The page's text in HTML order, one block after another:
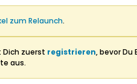
zum Relaunch.
Dich zuerst registrieren, bevor Du
aus.